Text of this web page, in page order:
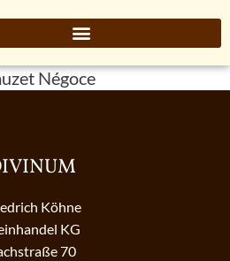
Négoce
Köhne
KG
70